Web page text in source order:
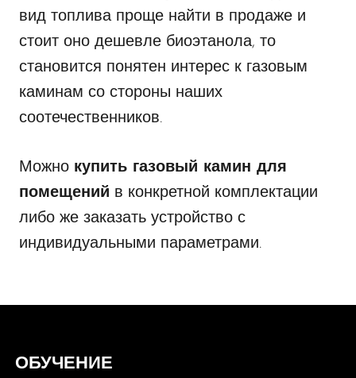
вид топлива проще найти в продаже и
стоит оно дешевле биоэтанола, то
становится понятен интерес к газовым
каминам со стороны наших
соотечественников.
Можно купить газовый камин для
помещений в конкретной комплектации
либо же заказать устройство с
индивидуальными параметрами.
ОБУЧЕНИЕ